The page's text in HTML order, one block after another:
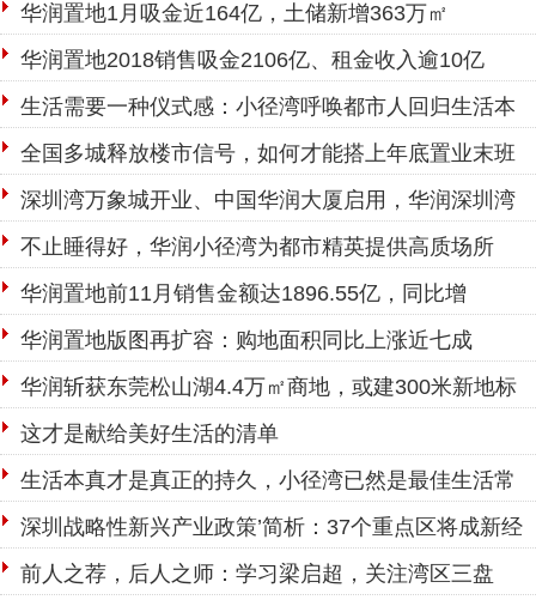
华润置地1月吸金近164亿，土储新增363万㎡
华润置地2018销售吸金2106亿、租金收入逾10亿
生活需要一种仪式感：小径湾呼唤都市人回归生活本
源
全国多城释放楼市信号，如何才能搭上年底置业末班
车？
深圳湾万象城开业、中国华润大厦启用，华润深圳湾
大城已成
不止睡得好，华润小径湾为都市精英提供高质场所
华润置地前11月销售金额达1896.55亿，同比增
52.09%
华润置地版图再扩容：购地面积同比上涨近七成
华润斩获东莞松山湖4.4万㎡商地，或建300米新地标
综合体
这才是献给美好生活的清单
生活本真才是真正的持久，小径湾已然是最佳生活常
居地
深圳战略性新兴产业政策’简析：37个重点区将成新经
济策源地
前人之荐，后人之师：学习梁启超，关注湾区三盘